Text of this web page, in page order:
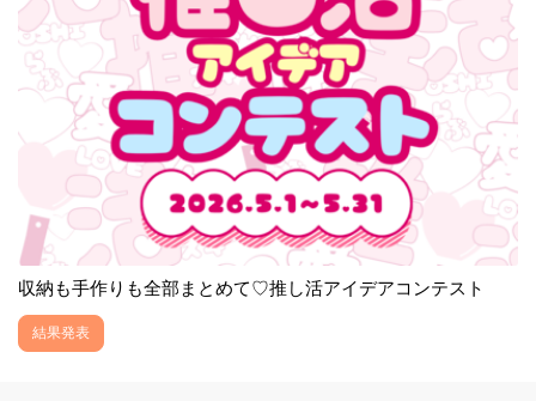
収納も手作りも全部まとめて♡推し活アイデアコンテスト
結果発表